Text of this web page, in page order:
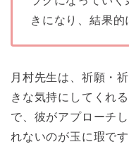
きになり、結果的
月村先生は、祈願・
きな気持にしてくれ
で、彼がアプローチ
れないのが玉に瑕で